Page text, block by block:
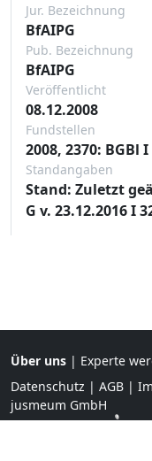
Jur. Bezeichnung
BfAIPG
Pub. Bezeichnung
BfAIPG
Veröffentlicht
08.12.2008
Fundstellen
2008, 2370: BGBl I
Standangaben
Stand: Zuletzt
G v. 23.12.2016 I
Über uns | Experte
Datenschutz | AGB |
jusmeum GmbH